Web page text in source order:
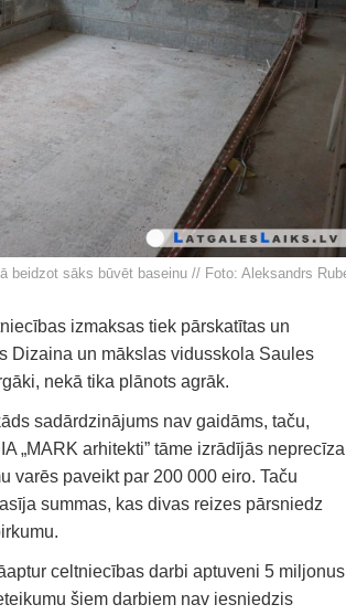
beidzot sāks būvēt baseinu // Foto: Aleksandrs
izmaksas tiek pārskatītas un
Dizaina un mākslas vidusskola Saules
nekā tika plānots agrāk.
sadārdzinājums nav gaidāms, taču,
„MARK arhitekti” tāme izrādījās neprecīza
varēs paveikt par 200 000 eiro. Taču
summas, kas divas reizes pārsniedz
celtniecības darbi aptuveni 5 miljonus
šiem darbiem nav iesniedzis